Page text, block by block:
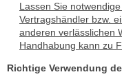
Lassen Sie
Vertragshändler bzw.
anderen verlässlichen
Handhabung kann zu
Richtige Verwendung